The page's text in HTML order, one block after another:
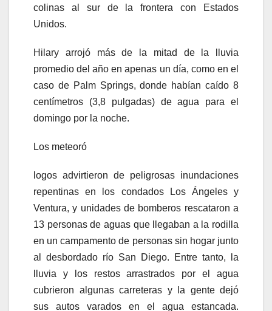
colinas al sur de la frontera con Estados
Unidos.
Hilary arrojó más de la mitad de la lluvia
promedio del año en apenas un día, como en el
caso de Palm Springs, donde habían caído 8
centímetros (3,8 pulgadas) de agua para el
domingo por la noche.
Los meteoró
logos advirtieron de peligrosas inundaciones
repentinas en los condados Los Ángeles y
Ventura, y unidades de bomberos rescataron a
13 personas de aguas que llegaban a la rodilla
en un campamento de personas sin hogar junto
al desbordado río San Diego. Entre tanto, la
lluvia y los restos arrastrados por el agua
cubrieron algunas carreteras y la gente dejó
sus autos varados en el agua estancada.